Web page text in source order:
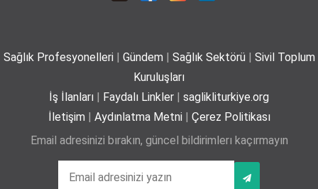
Yaz mevsiminde hamileler için 11 kritik öneri
Sağlık Profesyonelleri| Gündem Sağlık Sektörü
Sivil Toplum
Kuruluşları
İş İlanları
Faydalı Linkler
saglikliturkiye.org
İletişim
Aydınlatma Metni| Çerez Politikası
Email adresinizi bırakın, güncel bildirimlerı kaçırmayın